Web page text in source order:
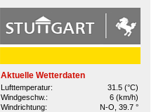
Aktuelle Wetterdaten
Lufttemperatur:
31.5 (°C)
Windgeschw.:
6 (km/h)
Windrichtung:
N-O, 39.7 °